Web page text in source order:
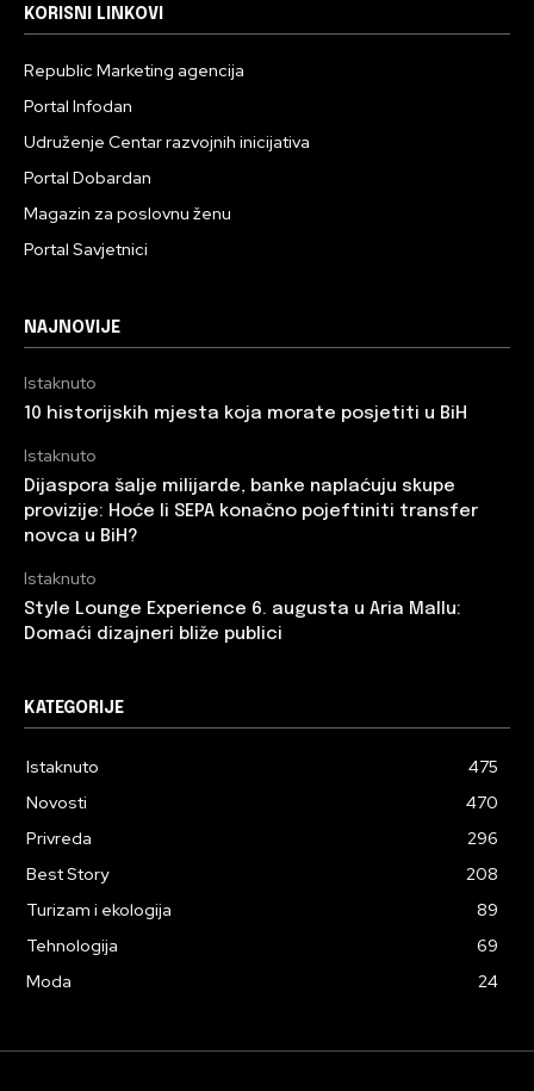
KORISNI LINKOVI
Republic Marketing agencija
Portal Infodan
Udruženje Centar razvojnih inicijativa
Portal Dobardan
Magazin za poslovnu ženu
Portal Savjetnici
NAJNOVIJE
Istaknuto
10 historijskih mjesta koja morate posjetiti u BiH
Istaknuto
Dijaspora šalje milijarde, banke naplaćuju skupe
provizije: Hoće li SEPA konačno pojeftiniti transfer
novca u BiH?
Istaknuto
Style Lounge Experience 6. augusta u Aria Mallu:
Domaći dizajneri bliže publici
KATEGORIJE
Istaknuto
475
Novosti
470
Privreda
296
Best Story
208
Turizam i ekologija
89
Tehnologija
69
Moda
24